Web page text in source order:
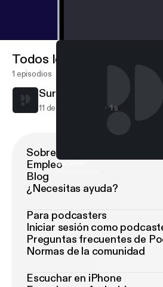
Surprise!
Todos los episodios
1 episodios
Surprise!
11 de ene de 2018 1 s
Sobre Podimo
Empleo
Blog
¿Necesitas ayuda?
Para podcasters
Iniciar sesión como
Preguntas frecuentes de
Normas de la comunidad
Escuchar en iPhone